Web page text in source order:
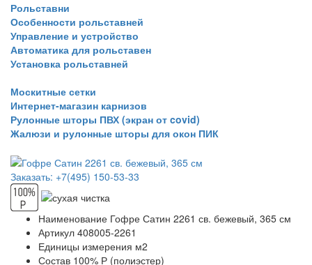
Рольставни
Особенности рольставней
Управление и устройство
Автоматика для рольставен
Установка рольставней
Москитные сетки
Интернет-магазин карнизов
Рулонные шторы ПВХ (экран от covid)
Жалюзи и рулонные шторы для окон ПИК
Заказать: +7(495) 150-53-33
Наименование Гофре Сатин 2261 св. бежевый, 365 см
Артикул 408005-2261
Единицы измерения м2
Состав 100% Р (полиэстер)